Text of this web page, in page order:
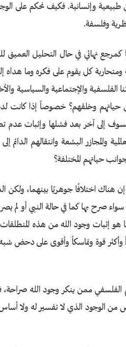
وإنسانية. فكيف نحكم على
وفلسفة.
كمرجع نهائي في حال التحليل العميق
كل يقوم على فكره وما هداه
والإجتماعية والسياسية
حياتهم وخلقهم؟ خصوصاً إذا كانت
إلى آخر بعد فشلها وإثبات عدم
والمجازر البشعة وانتقالهم الدائم
حياتهم المختلفة؟
اختلافًا جوهريًا بينهما، ولكن
صرح بها كما في حالة النبي أو لم
إثبات وجود الله من هذه المنطلقات
وأكثر قوة وتماسكاً وأقوى على دحض
الفلسفي ممن ينكر وجود الله
من الوجود الذي لا تفسير له ولا